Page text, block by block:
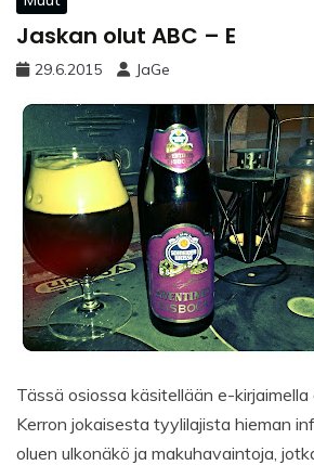
Jaskan olut ABC – E
29.6.2015 JaGe
Tässä osiossa käsitellään e-
Kerron jokaisesta tyylilajista hieman
oluen ulkonäkö ja makuhavaintoja,